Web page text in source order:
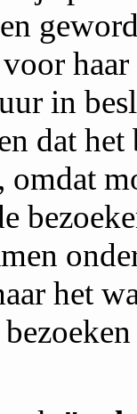
in
dat
het